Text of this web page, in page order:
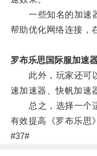
一些知名的加速器
帮助优化网络连接，
罗布乐思国际服加速
此外，玩家还可以
速加速器、快帆加速
总之，选择一个适
有效提高《罗布乐思
#37#